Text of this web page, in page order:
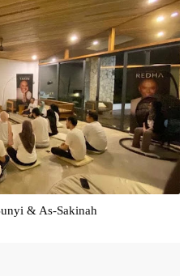
& As-Sakinah